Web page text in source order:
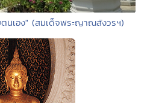
ตนเอง" (สมเด็จพระญาณสังวรฯ)